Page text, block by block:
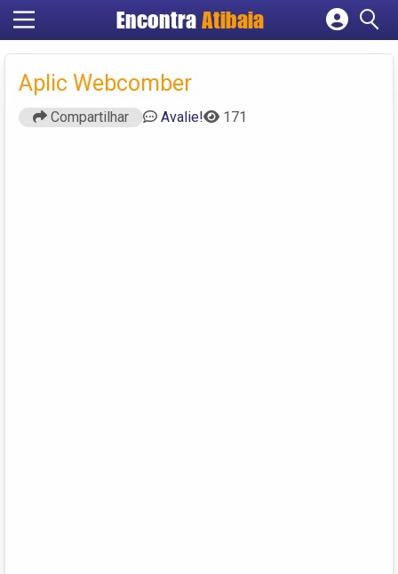
Encontra Atibaia
Cadastrar empresa
Criar conta
Aplic Webcomber
Compartilhar Avalie! 171